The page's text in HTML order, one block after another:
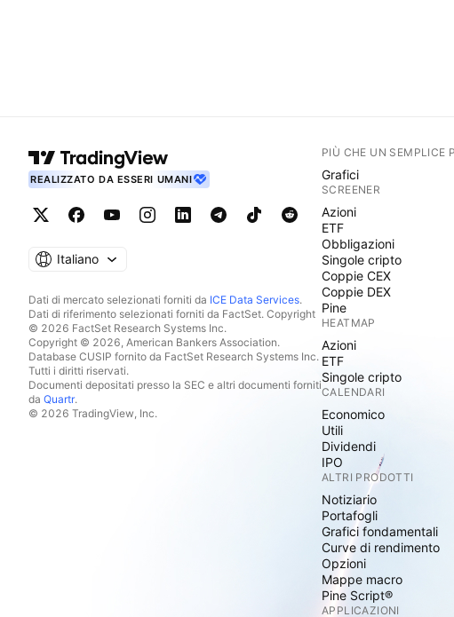
REALIZZATO DA ESSERI UMANI
Italiano
Dati di mercato selezionati forniti da ICE Data Services.
Dati di riferimento selezionati forniti da FactSet. Copyright
© 2026 FactSet Research Systems Inc.
Copyright © 2026, American Bankers Association.
Database CUSIP fornito da FactSet Research Systems Inc.
Tutti i diritti riservati.
Documenti depositati presso la SEC e altri documenti forniti
da Quartr.
© 2026 TradingView, Inc.
PIÙ CHE UN SEMPLICE
Grafici
SCREENER
Azioni
ETF
Obbligazioni
Singole cripto
Coppie CEX
Coppie DEX
Pine
HEATMAP
Azioni
ETF
Singole cripto
CALENDARI
Economico
Utili
Dividendi
IPO
ALTRI PRODOTTI
Notiziario
Portafogli
Grafici fondamentali
Curve di rendimento
Opzioni
Mappe macro
Pine Script®
APPLICAZIONI